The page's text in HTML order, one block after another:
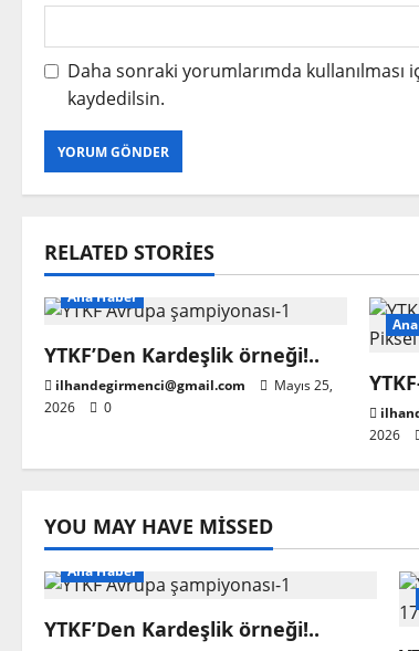
Daha sonraki yorumlarımda kullanılması
kaydedilsin.
RELATED STORIES
Ana Haber
YTKF’Den Kardeşlik örneği!..
ilhandegirmenci@gmail.com
Mayıs 25,
2026
0
2026
YOU MAY HAVE MISSED
Ana Haber
YTKF’Den Kardeşlik örneği!..